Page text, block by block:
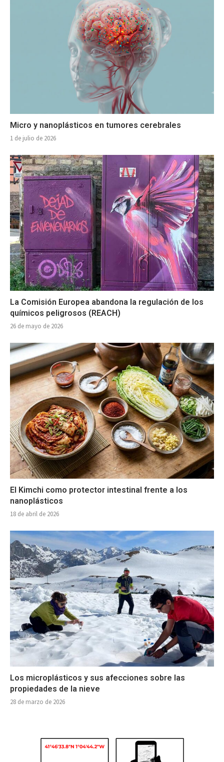
Micro y nanoplásticos en tumores cerebrales
1 de julio de 2026
La Comisión Europea abandona la regulación de los
químicos peligrosos (REACH)
26 de mayo de 2026
El Kimchi como protector intestinal frente a los
nanoplásticos
18 de abril de 2026
Los microplásticos y sus afecciones sobre las
propiedades de la nieve
28 de marzo de 2026